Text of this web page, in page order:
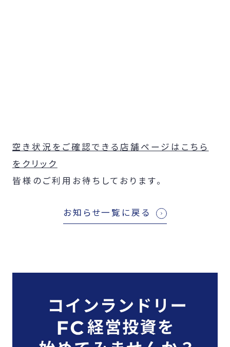
空き状況をご確認できる店舗ページはこちら
をクリック
皆様のご利用お待ちしております。
お知らせ一覧に戻る